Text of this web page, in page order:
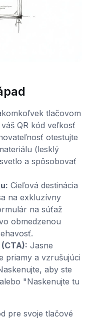
tlačovom
QR kód veľkosť
otestujte
(lesklý
a spôsobovať
Cieľová destinácia
na exkluzívny
na súťaž
obmedzenou
Jasne
priamy a vzrušujúci
aby ste
"Naskenujte tu
pre svoje tlačové